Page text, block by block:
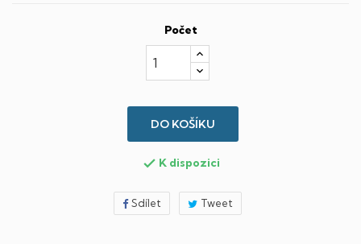
Počet
DO KOŠÍKU
 K dispozici
Sdílet Tweet